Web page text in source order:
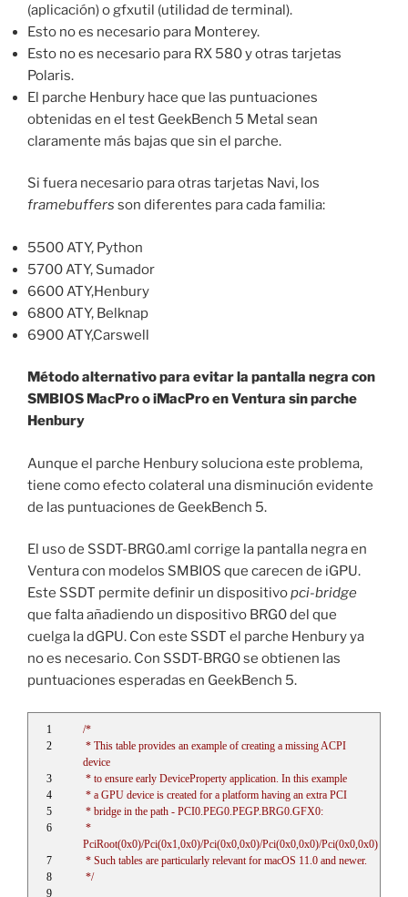
(aplicación) o gfxutil (utilidad de terminal).
Esto no es necesario para Monterey.
Esto no es necesario para RX 580 y otras tarjetas
Polaris.
El parche Henbury hace que las puntuaciones
obtenidas en el test GeekBench 5 Metal sean
claramente más bajas que sin el parche.
Si fuera necesario para otras tarjetas Navi, los
framebuffers son diferentes para cada familia:
5500 ATY, Python
5700 ATY, Sumador
6600 ATY,Henbury
6800 ATY, Belknap
6900 ATY,Carswell
Método alternativo para evitar la pantalla negra con
SMBIOS MacPro o iMacPro en Ventura sin parche
Henbury
Aunque el parche Henbury soluciona este problema,
tiene como efecto colateral una disminución evidente
de las puntuaciones de GeekBench 5.
El uso de SSDT-BRG0.aml corrige la pantalla negra en
Ventura con modelos SMBIOS que carecen de iGPU.
Este SSDT permite definir un dispositivopci-bridge
que falta añadiendo un dispositivo BRG0 del que
cuelga la dGPU. Con este SSDT el parche Henbury ya
no es necesario. Con SSDT-BRG0 se obtienen las
puntuaciones esperadas en GeekBench 5.
/*
* This table provides an example of creating a missing ACPI
device
* to ensure early DeviceProperty application. In this example
* a GPU device is created for a platform having an extra PCI
* bridge in the path - PCI0.PEG0.PEGP.BRG0.GFX0:
*
PciRoot(0x0)/Pci(0x1,0x0)/Pci(0x0,0x0)/Pci(0x0,0x0)/Pci(0x0,0x0)
* Such tables are particularly relevant for macOS 11.0 and newer.
*/